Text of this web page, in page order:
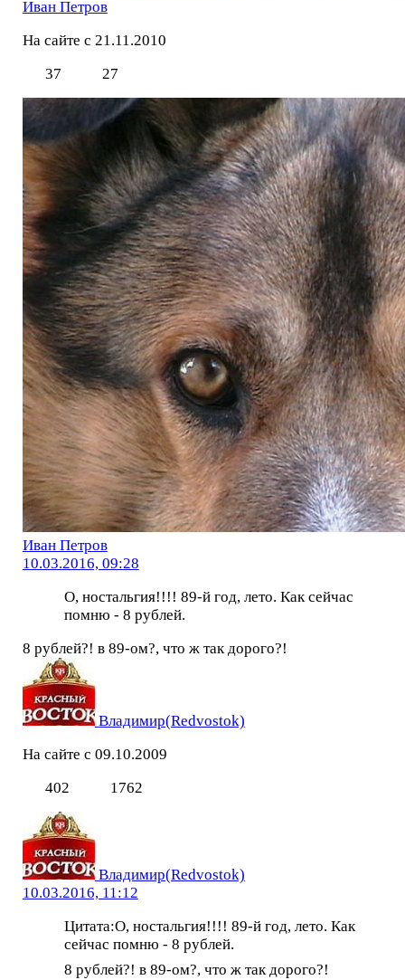
Иван Петров
На сайте с 21.11.2010
37
27
Иван Петров
10.03.2016, 09:28
О, ностальгия!!!! 89-й год, лето. Как сейчас
помню - 8 рублей.
8 рублей?! в 89-ом?, что ж так дорого?!
Владимир(Redvostok)
На сайте с 09.10.2009
402
1762
Владимир(Redvostok)
10.03.2016, 11:12
Цитата:О, ностальгия!!!! 89-й год, лето. Как
сейчас помню - 8 рублей.
8 рублей?! в 89-ом?, что ж так дорого?!